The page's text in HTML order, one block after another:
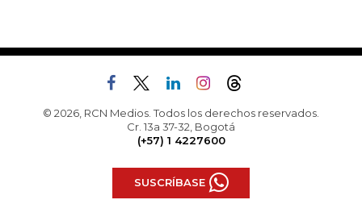
© 2026, RCN Medios. Todos los derechos reservados.
Cr. 13a 37-32, Bogotá
(+57) 1 4227600
SUSCRÍBASE